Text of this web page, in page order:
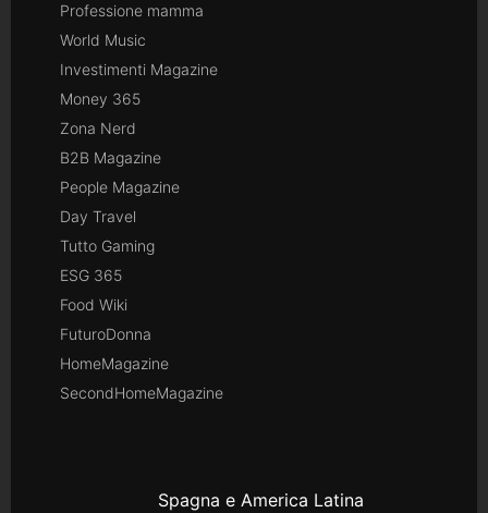
Professione mamma
World Music
Investimenti Magazine
Money 365
Zona Nerd
B2B Magazine
People Magazine
Day Travel
Tutto Gaming
ESG 365
Food Wiki
FuturoDonna
HomeMagazine
SecondHomeMagazine
Spagna e America Latina